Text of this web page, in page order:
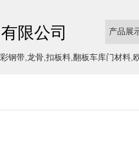
限公司
钢带,龙骨,扣板料,翻板车库门材料,